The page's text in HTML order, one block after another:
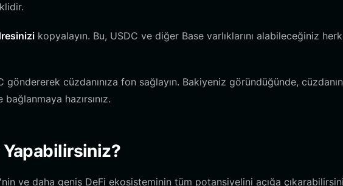
kopyalayın. Bu, USDC ve diğer Base varlıklarını alabileceğiniz
göndererek cüzdanınıza fon sağlayın. Bakiyeniz göründüğünde, cüzdanın
bağlanmaya hazırsınız.
Yapabilirsiniz?
ve daha geniş DeFi ekosisteminin tüm potansiyelini açığa